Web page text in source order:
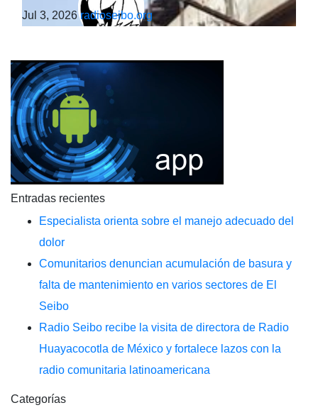
Jul 3, 2026radioseibo.org
Entradas recientes
Especialista orienta sobre el manejo adecuado del
dolor
Comunitarios denuncian acumulación de basura y
falta de mantenimiento en varios sectores de El
Seibo
Radio Seibo recibe la visita de directora de Radio
Huayacocotla de México y fortalece lazos con la
radio comunitaria latinoamericana
Categorías